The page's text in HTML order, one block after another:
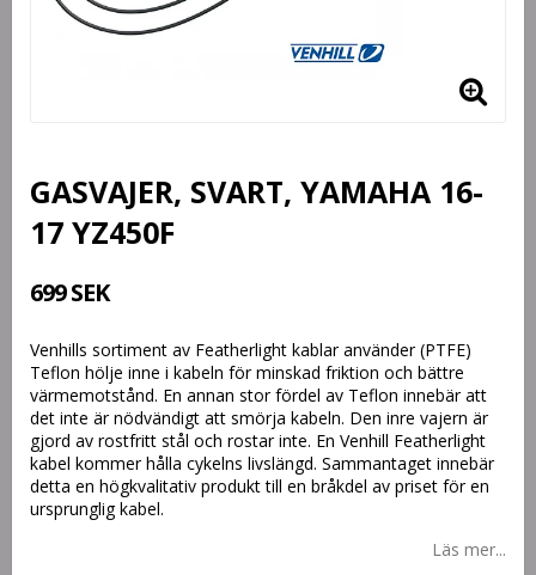
GASVAJER, SVART, YAMAHA 16-
17 YZ450F
699 SEK
Venhills sortiment av Featherlight kablar använder (PTFE)
Teflon hölje inne i kabeln för minskad friktion och bättre
värmemotstånd. En annan stor fördel av Teflon innebär att
det inte är nödvändigt att smörja kabeln. Den inre vajern är
gjord av rostfritt stål och rostar inte. En Venhill Featherlight
kabel kommer hålla cykelns livslängd. Sammantaget innebär
detta en högkvalitativ produkt till en bråkdel av priset för en
ursprunglig kabel.
Läs mer...